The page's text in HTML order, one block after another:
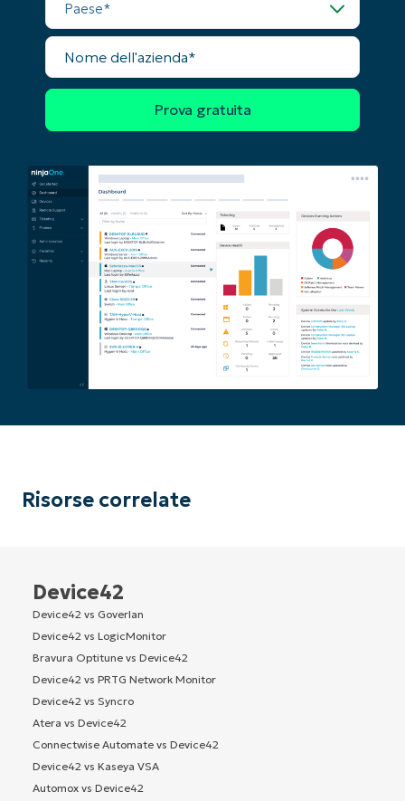
Nome
dell'azienda
Risorse correlate
Device42
Device42 vs Goverlan
Device42 vs LogicMonitor
Bravura Optitune vs Device42
Device42 vs PRTG Network Monitor
Device42 vs Syncro
Atera vs Device42
Connectwise Automate vs Device42
Device42 vs Kaseya VSA
Automox vs Device42